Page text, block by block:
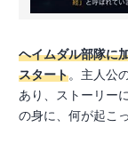
ヘイムダル部隊に
スタート。主人公
あり、ストーリー
の身に、何が起こ